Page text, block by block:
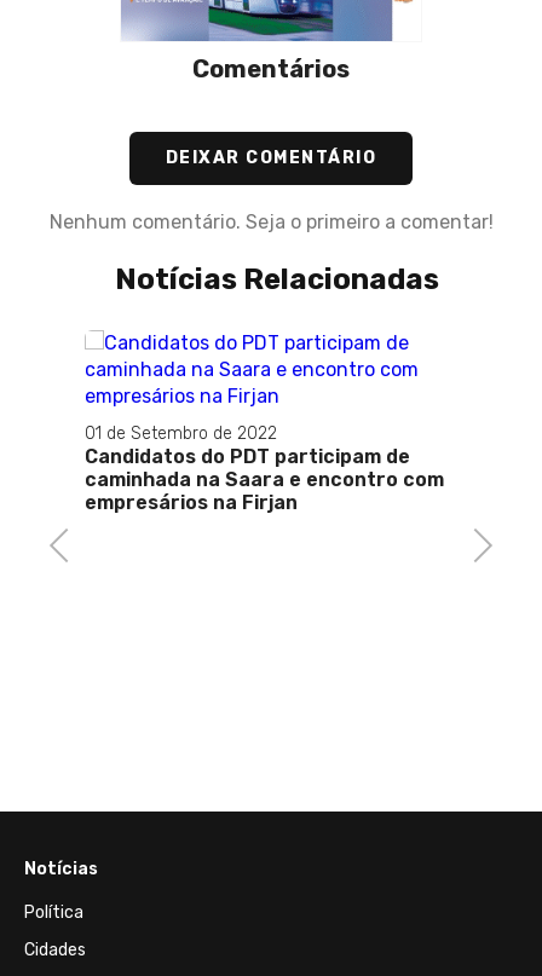
Comentários
DEIXAR COMENTÁRIO
Nenhum comentário. Seja o primeiro a comentar!
Notícias Relacionadas
Previous
01 de Setembro de 2022
Candidatos do PDT participam de
caminhada na Saara e encontro com
empresários na Firjan
Next
Notícias
Política
Cidades